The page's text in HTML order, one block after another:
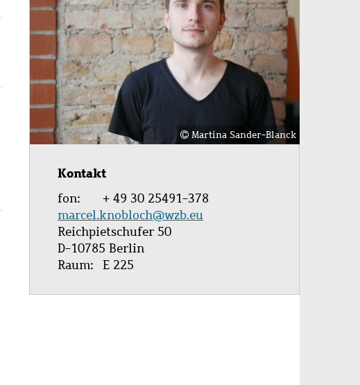
Martina Sander-Blanck
Kontakt
fon
+ 49 30 25491-378
marcel.knobloch@wzb.eu
Reichpietschufer 50
D-10785 Berlin
Raum
E 225